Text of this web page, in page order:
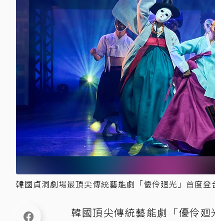
韓國貞洞劇場最頂尖傳統藝能劇「優伶廻光」首度
韓國頂尖傳統藝能劇「優伶